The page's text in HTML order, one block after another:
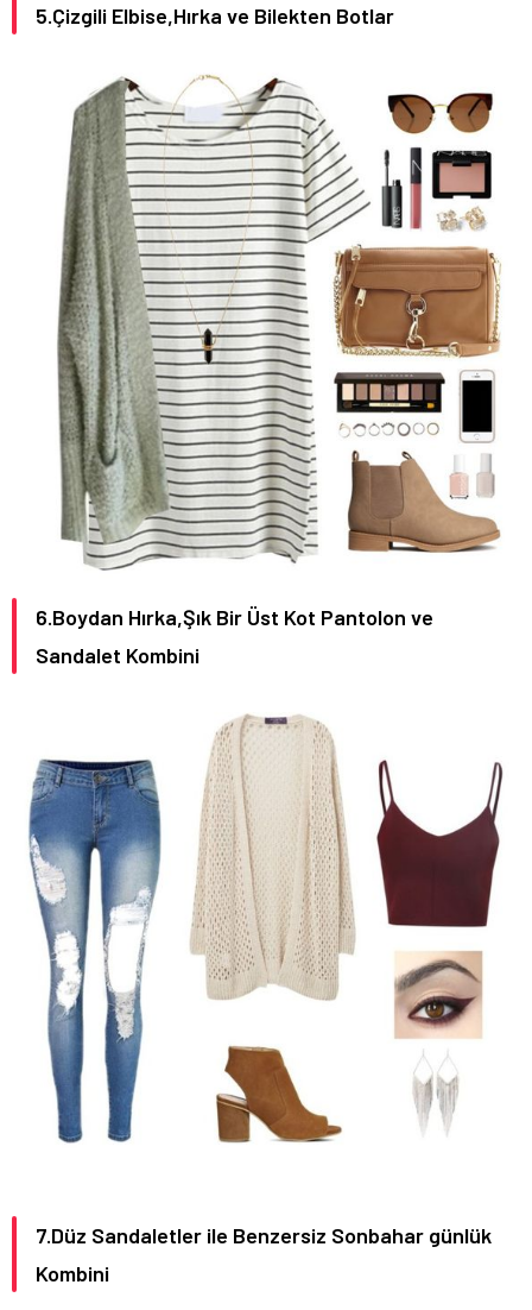
5.Çizgili Elbise,Hırka ve Bilekten Botlar
6.Boydan Hırka,Şık Bir Üst Kot Pantolon ve
Sandalet Kombini
7.Düz Sandaletler ile Benzersiz Sonbahar günlük
Kombini